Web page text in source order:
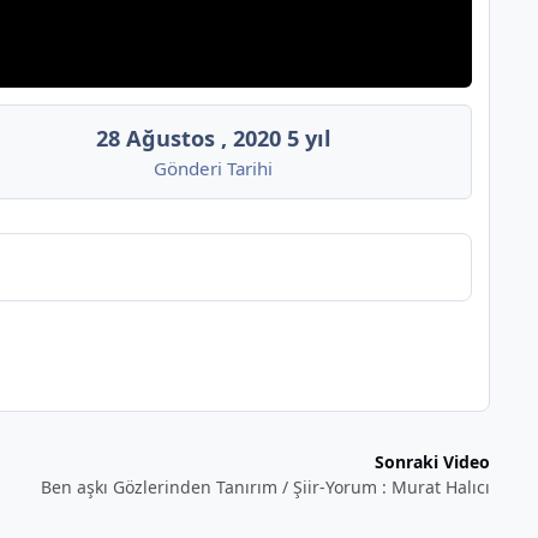
28 Ağustos , 2020 5 yıl
Gönderi Tarihi
Sonraki Video
Ben aşkı Gözlerinden Tanırım / Şiir-Yorum : Murat Halıcı